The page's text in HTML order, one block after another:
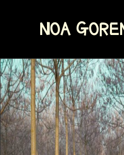
NOA